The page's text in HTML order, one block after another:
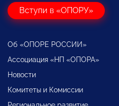
Вступи в «ОПОРУ»
Об «ОПОРЕ РОССИИ»
Ассоциация «НП «ОПОРА»
Новости
Комитеты и Комиссии